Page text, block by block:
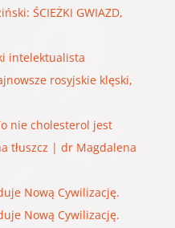
ŚCIEŻKI GWIAZD,
intelektualista
rosyjskie klęski,
nie cholesterol jest
tłuszcz | dr Magdalena
Nową Cywilizację.
Nową Cywilizację.